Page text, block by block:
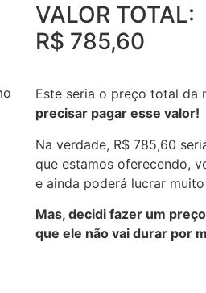
VALOR TOTAL:
R$ 785,60
Este seria o preço total da
precisar pagar esse valor!
Na verdade, R$ 785,60
que estamos oferecendo,
e ainda poderá lucrar
Mas, decidi fazer um
que ele não vai durar por